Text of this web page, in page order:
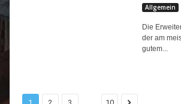
Allgemein
Die
der am
gutem...